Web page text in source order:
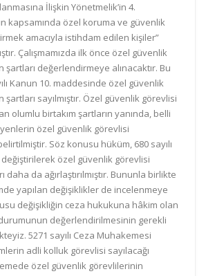
İlişkin Yönetmelik’in 4.
kapsamında özel koruma ve güvenlik
amacıyla istihdam edilen kişiler”
Çalışmamızda ilk önce özel güvenlik
değerlendirmeye alınacaktır. Bu
Kanun 10. maddesinde özel güvenlik
sayılmıştır. Özel güvenlik görevlisi
olumlu birtakım şartların yanında, belli
özel güvenlik görevlisi
Söz konusu hüküm, 680 sayılı
değiştirilerek özel güvenlik görevlisi
da ağırlaştırılmıştır. Bununla birlikte
yapılan değişiklikler de incelenmeye
değişikliğin ceza hukukuna hâkim olan
değerlendirilmesinin gerekli
5271 sayılı Ceza Muhakemesi
adli kolluk görevlisi sayılacağı
özel güvenlik görevlilerinin